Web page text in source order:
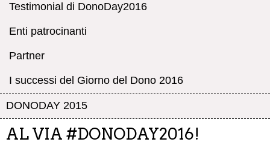
Testimonial di DonoDay2016
Enti patrocinanti
Partner
I successi del Giorno del Dono 2016
DONODAY 2015
AL VIA #DONODAY2016!